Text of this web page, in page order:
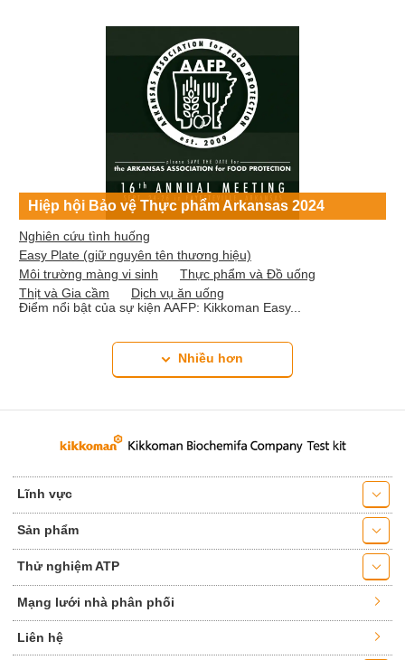
Hiệp hội Bảo vệ Thực phẩm Arkansas 2024
Nghiên cứu tình huống
Easy Plate (giữ nguyên tên thương hiệu)
Môi trường màng vi sinh
Thực phẩm và Đồ uống
Thịt và Gia cầm
Dịch vụ ăn uống
Điểm nổi bật của sự kiện AAFP: Kikkoman Easy...
Nhiều hơn
Lĩnh vực
Sản phẩm
Thử nghiệm ATP
Mạng lưới nhà phân phối
Liên hệ